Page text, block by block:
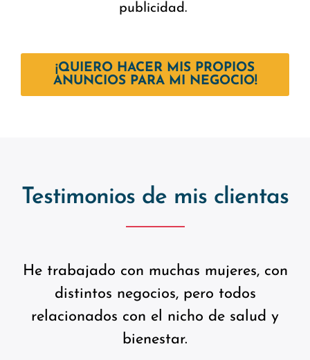
publicidad.
¡QUIERO HACER MIS PROPIOS
ANUNCIOS PARA MI NEGOCIO!
Testimonios de mis clientas
He trabajado con muchas mujeres, con
distintos negocios, pero todos
relacionados con el nicho de salud y
bienestar.